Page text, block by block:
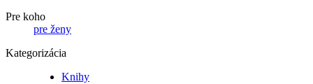
Pre koho
pre ženy
Kategorizácia
Knihy